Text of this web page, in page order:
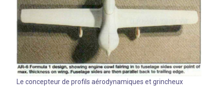
Le concepteur de profils aérodynamiques et grincheux